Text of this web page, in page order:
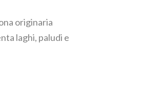
originaria
laghi, paludi e